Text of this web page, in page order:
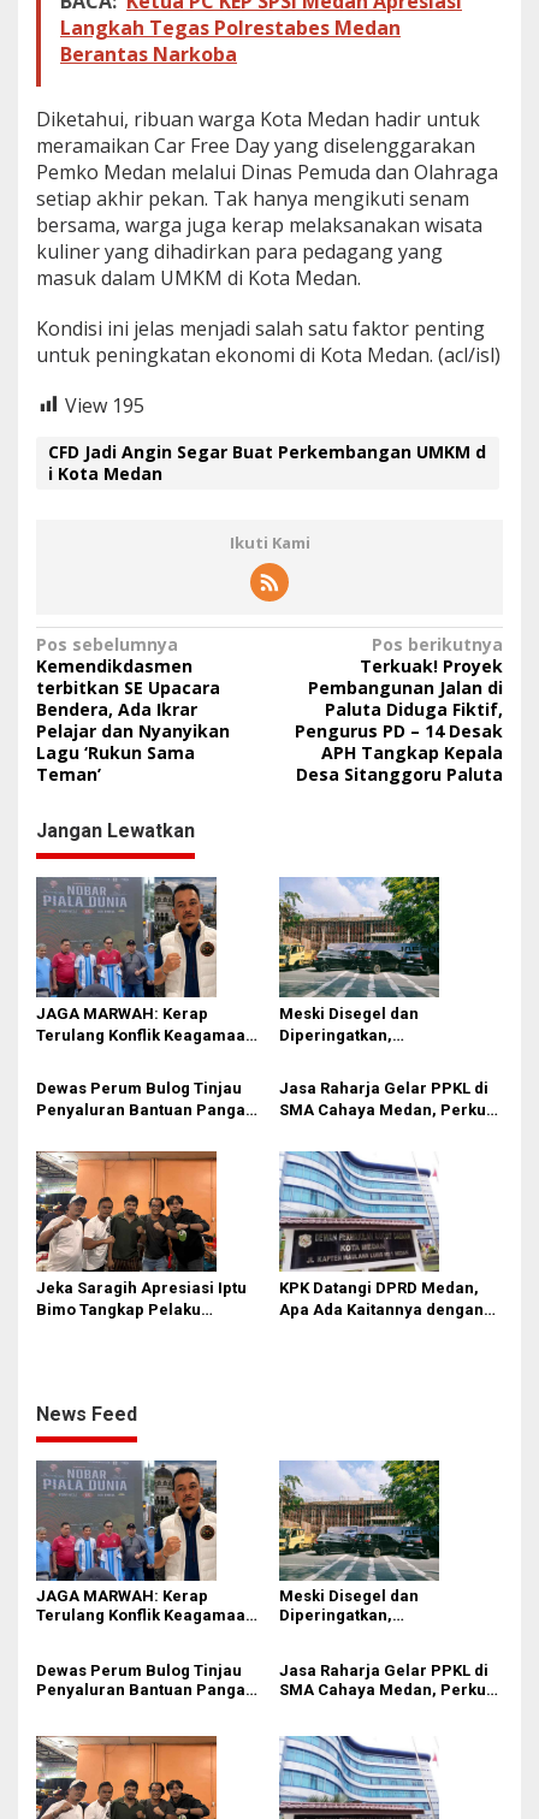
Langkah Tegas Polrestabes Medan
Berantas Narkoba
Diketahui, ribuan warga Kota Medan hadir untuk
meramaikan Car Free Day yang diselenggarakan
Pemko Medan melalui Dinas Pemuda dan Olahraga
setiap akhir pekan. Tak hanya mengikuti senam
bersama, warga juga kerap melaksanakan wisata
kuliner yang dihadirkan para pedagang yang
masuk dalam UMKM di Kota Medan.
Kondisi ini jelas menjadi salah satu faktor penting
untuk peningkatan ekonomi di Kota Medan. (acl/isl)
View 195
CFD Jadi Angin Segar Buat Perkembangan UMKM d
i Kota Medan
Ikuti Kami
N
a
v
i
g
a
s
i
p
o
s
Pos sebelumnya
Kemendikdasmen
terbitkan SE Upacara
Bendera, Ada Ikrar
Pelajar dan Nyanyikan
Lagu ‘Rukun Sama
Teman’
Pos berikutnya
Terkuak! Proyek
Pembangunan Jalan di
Paluta Diduga Fiktif,
Pengurus PD – 14 Desak
APH Tangkap Kepala
Desa Sitanggoru Paluta
Jangan Lewatkan
JAGA MARWAH: Kerap
Terulang Konflik Keagamaan,
Ciptakan Kondusifitas
Meski Disegel dan
Diperingatkan,
Tanpa PBG Tetap Berlanjut di
Medan
Dewas Perum Bulog Tinjau
Penyaluran Bantuan Pangan
Jasa Raharja Gelar PPKL di
SMA Cahaya Medan, Perkuat
Berlalu Lintas di Kalangan
Pelajar
Jeka Saragih Apresiasi Iptu
Bimo Tangkap Pelaku
KPK Datangi DPRD Medan,
Apa Ada Kaitannya dengan
News Feed
JAGA MARWAH: Kerap
Terulang Konflik Keagamaan,
Meski Disegel dan
Diperingatkan,
Medan
Dewas Perum Bulog Tinjau
Penyaluran Bantuan Pangan
Jasa Raharja Gelar PPKL di
SMA Cahaya Medan, Perkuat
Pelajar